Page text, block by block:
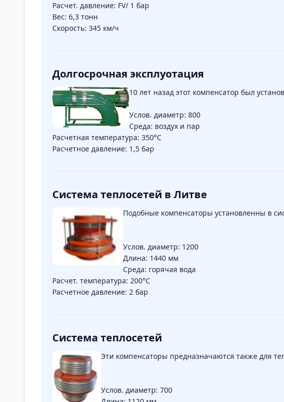
Расчет. давление: FV/ 1 бар
Вес: 6,3 тонн
Скорость: 345 км/ч
Долгосрочная эксплуотация
10 лет назад этот компенсатор был
Услов. диаметр: 800
Среда: воздух и пар
Расчетная температура: 350°C
Расчетное давление: 1,5 бар
Система теплосетей в Литве
Подобные компенсаторы установленны в
Услов. диаметр: 1200
Длина: 1440 мм
Среда: горячая вода
Расчет. температура: 200°C
Расчетное давление: 2 бар
Система теплосетей
Эти компенсаторы предназначаются также для
Услов. диаметр: 700